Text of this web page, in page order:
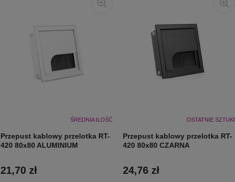
ŚREDNIA ILOŚĆ
Przepust kablowy przelotka RT-
420 80x80 ALUMINIUM
21,70 zł
OSTATNIE SZTUKI
Przepust kablowy przelotka RT-
420 80x80 CZARNA
24,76 zł